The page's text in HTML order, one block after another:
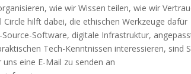
wie wir Wissen teilen, wie wir
hilft dabei, die ethischen Werkzeuge dafür
Software, digitale Infrastruktur,
Tech-Kenntnissen interessieren, sind
eine E-Mail zu senden an